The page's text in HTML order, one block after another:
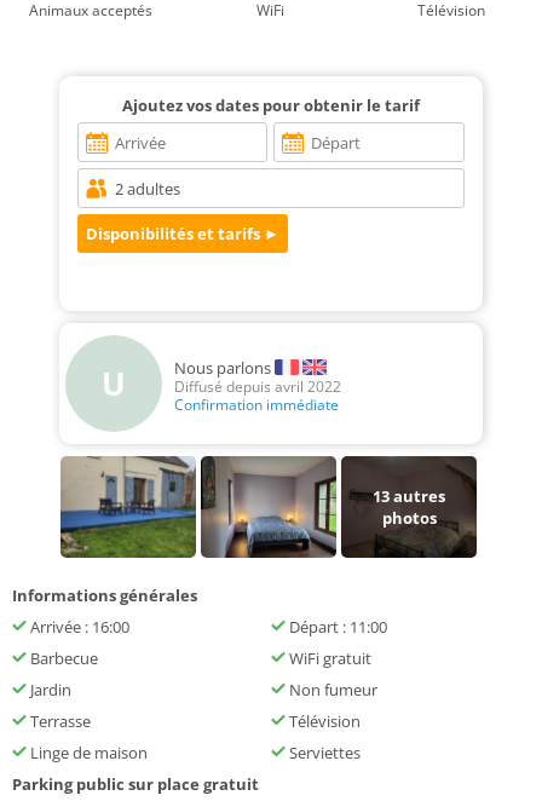
Animaux acceptés WiFi Télévision
Ajoutez vos dates pour obtenir le tarif
U Nous parlons
Diffusé depuis avril 2022
Confirmation immédiate
13autres
photos
Informations générales
Arrivée : 16:00
Départ : 11:00
Barbecue
WiFi gratuit
Jardin
Non fumeur
Terrasse
Télévision
Linge de maison
Serviettes
Parking public sur place gratuit